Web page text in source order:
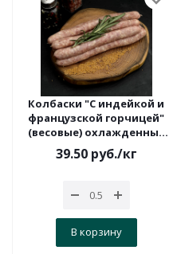
Колбаски "С индейкой и
французской горчицей"
(весовые) охлажденные
тонкие
39.50руб./кг
В корзину